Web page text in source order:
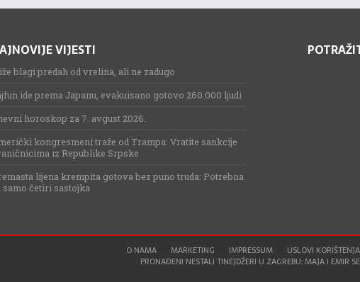
VIJESTI
blagi predah od vrelina, ali ne zadugo
ide prema Japanu, evakuisano gotovo 260.000 ljudi
horoskop za 7. avgust 2026.
kongresmeni traže od Trampa: Vratite sankcije
iz Republike Srpske
lijena krempita gotova bez puno truda: Potrebna
samo četiri sastojka
O NAMA MARKETING IMPRESSUM
USLOVI KORIŠTENJA
PRONAĐENI NESTALI TINEJDŽERI U ZAGREBU: MAJA I EMIR